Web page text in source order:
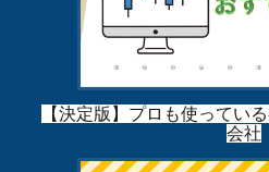
【決定版】プロも使ってい
会社